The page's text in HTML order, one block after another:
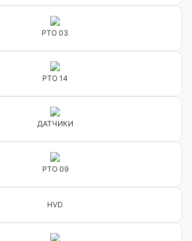
PTO 03
PTO 14
ДАТЧИКИ
PTO 09
HVD